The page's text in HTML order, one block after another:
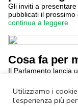
Utilizziamo i
l'esperienza più
Gli inviti a
pubblicati il prossimo
continua a leggere
Cosa fa per
Il Parlamento lancia
continua a leggere